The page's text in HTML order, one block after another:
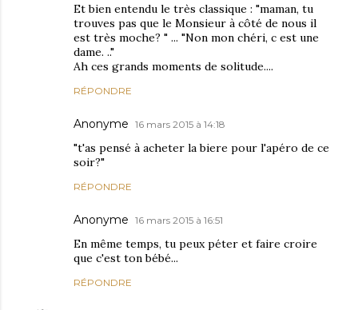
Et bien entendu le très classique : "maman, tu
trouves pas que le Monsieur à côté de nous il
est très moche? " ... "Non mon chéri, c est une
dame. .."
Ah ces grands moments de solitude....
RÉPONDRE
Anonyme 16 mars 2015 à 14:18
"t'as pensé à acheter la biere pour l'apéro de ce
soir?"
RÉPONDRE
Anonyme 16 mars 2015 à 16:51
En même temps, tu peux péter et faire croire
que c'est ton bébé...
RÉPONDRE